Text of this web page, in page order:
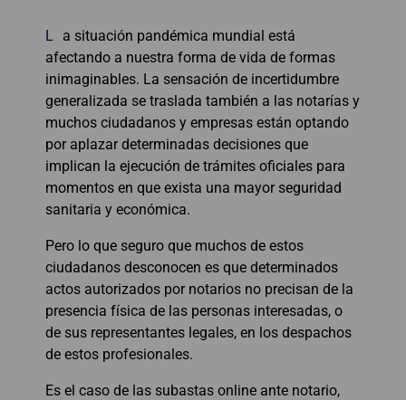
L
a situación pandémica mundial está
afectando a nuestra forma de vida de formas
inimaginables. La sensación de incertidumbre
generalizada se traslada también a las notarías y
muchos ciudadanos y empresas están optando
por aplazar determinadas decisiones que
implican la ejecución de trámites oficiales para
momentos en que exista una mayor seguridad
sanitaria y económica.
Pero lo que seguro que muchos de estos
ciudadanos desconocen es que determinados
actos autorizados por notarios no precisan de la
presencia física de las personas interesadas, o
de sus representantes legales, en los despachos
de estos profesionales.
Es el caso de las subastas online ante notario,